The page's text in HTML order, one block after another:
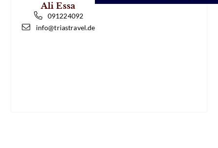
Ali Essa
091224092
info@triastravel.de